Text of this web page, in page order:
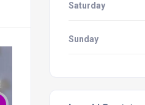
Saturday
Sunday